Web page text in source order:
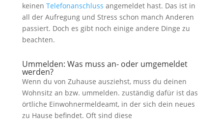
keinen Telefonanschluss angemeldet hast. Das ist in
all der Aufregung und Stress schon manch Anderen
passiert. Doch es gibt noch einige andere Dinge zu
beachten.
Ummelden: Was muss an- oder umgemeldet
werden?
Wenn du von Zuhause ausziehst, muss du deinen
Wohnsitz an bzw. ummelden. zuständig dafür ist das
örtliche Einwohnermeldeamt, in der sich dein neues
zu Hause befindet. Oft sind diese